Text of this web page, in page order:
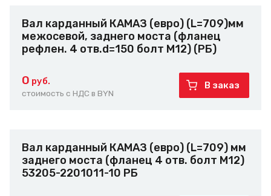
Вал карданный КАМАЗ (евро) (L=709)мм
межосевой, заднего моста (фланец
рефлен. 4 отв.d=150 болт М12) (РБ)
0 руб.
стоимость с НДС в BYN
В заказ
Вал карданный КАМАЗ (евро) (L=709) мм
заднего моста (фланец 4 отв. болт М12)
53205-2201011-10 РБ